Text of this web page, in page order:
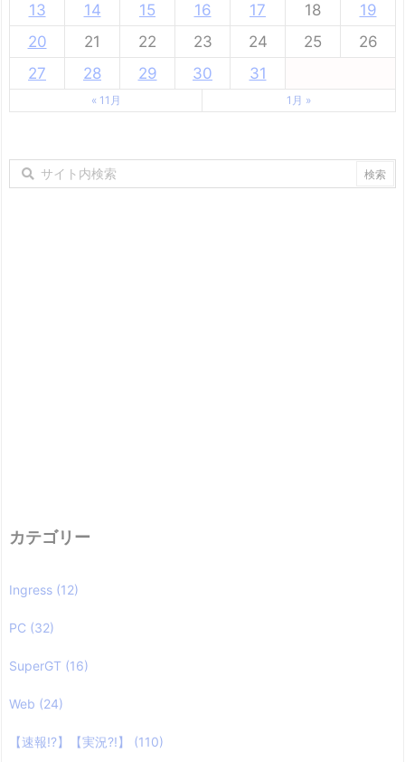
13
14 15 16 17 18
19
20
21 22 23 24 25
26
27
28 29 30 31
« 11月 1月 »
カテゴリー
Ingress (12)
PC (32)
SuperGT (16)
Web (24)
【速報!?】【実況?!】 (110)